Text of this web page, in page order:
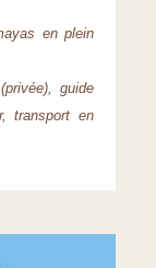
en plein
guide
transport en